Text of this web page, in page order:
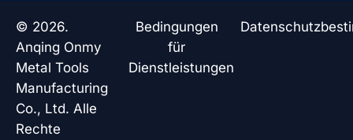
o
a
p
e
© 2026.
Anqing Onmy
Metal Tools
Manufacturing
Co., Ltd. Alle
Rechte
Bedingungen
für
Dienstleistungen